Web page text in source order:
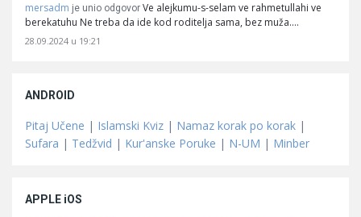
mersadm je unio odgovor Ve alejkumu-s-selam ve rahmetullahi ve
berekatuhu Ne treba da ide kod roditelja sama, bez muža.…
28.09.2024 u 19:21
ANDROID
Pitaj Učene | Islamski Kviz | Namaz korak po korak |
Sufara | Tedžvid | Kur'anske Poruke | N-UM | Minber
APPLE iOS